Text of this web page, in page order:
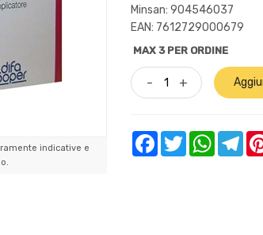
indicative e
Minsan:904546037
EAN: 7612729000679
MAX 3 PER ORDINE
- +
FacebookTwitter WhatsApp